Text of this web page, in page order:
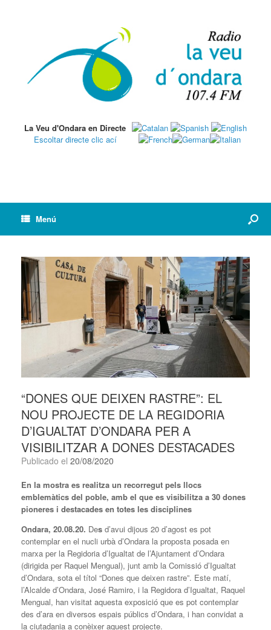
La Veu d'Ondara en Directe
Escoltar directe clic ací
Menú
“DONES QUE DEIXEN RASTRE”: EL
NOU PROJECTE DE LA REGIDORIA
D’IGUALTAT D’ONDARA PER A
VISIBILITZAR A DONES DESTACADES
Publicado el 20/08/2020
En la mostra es realitza un recorregut pels llocs
emblemàtics del poble, amb el que es visibilitza a 30 dones
pioneres i destacades en totes les disciplines
Ondara, 20.08.20. Des d’avui dijous 20 d’agost es pot
contemplar en el nucli urbà d’Ondara la proposta posada en
marxa per la Regidoria d’Igualtat de l’Ajuntament d’Ondara
(dirigida per Raquel Mengual), junt amb la Comissió d’Igualtat
d’Ondara, sota el títol “Dones que deixen rastre”. Este matí,
l’Alcalde d’Ondara, José Ramiro, i la Regidora d’Igualtat, Raquel
Mengual, han visitat aquesta exposició que es pot contemplar
des d’ara en diversos espais públics d’Ondara, i han convidat a
la ciutadania a conèixer aquest projecte.